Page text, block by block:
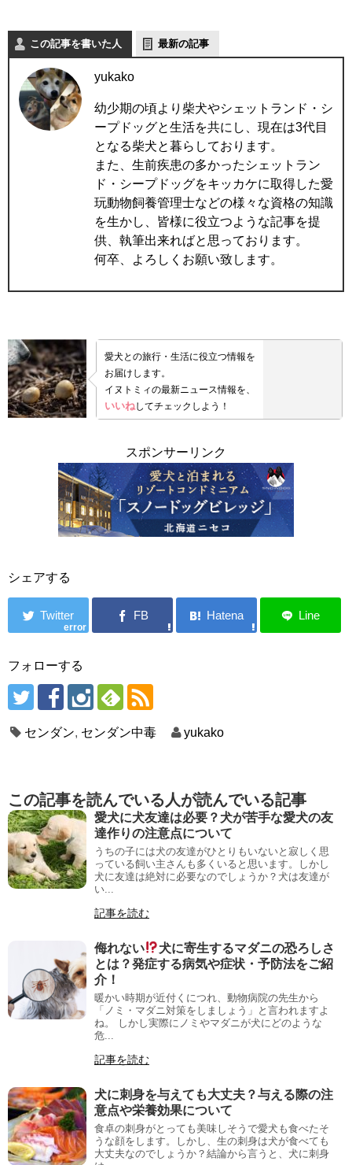
この記事を書いた人 最新の記事
yukako
幼少期の頃より柴犬やシェットランド・シ
ープドッグと生活を共にし、現在は3代目
となる柴犬と暮らしております。
また、生前疾患の多かったシェットラン
ド・シープドッグをキッカケに取得した愛
玩動物飼養管理士などの様々な資格の知識
を生かし、皆様に役立つような記事を提
供、執筆出来ればと思っております。
何卒、よろしくお願い致します。
愛犬との旅行・生活に役立つ情報を
お届けします。
イヌトミィの最新ニュース情報を、
いいねしてチェックしよう！
スポンサーリンク
シェアする
error
フォローする
センダン, センダン中毒 yukako
この記事を読んでいる人が読んでいる記事
愛犬に犬友達は必要？犬が苦手な愛犬の友
達作りの注意点について
うちの子には犬の友達がひとりもいないと寂しく思
っている飼い主さんも多くいると思います。しかし
犬に友達は絶対に必要なのでしょうか？犬は友達が
い...
記事を読む
侮れない
犬に寄生するマダニの恐ろしさ
とは？発症する病気や症状・予防法をご紹
介！
暖かい時期が近付くにつれ、動物病院の先生から
「ノミ・マダニ対策をしましょう」と言われますよ
ね。 しかし実際にノミやマダニが犬にどのような
危...
記事を読む
犬に刺身を与えても大丈夫？与える際の注
意点や栄養効果について
食卓の刺身がとっても美味しそうで愛犬も食べたそ
うな顔をします。しかし、生の刺身は犬が食べても
大丈夫なのでしょうか？結論から言うと、犬に刺身